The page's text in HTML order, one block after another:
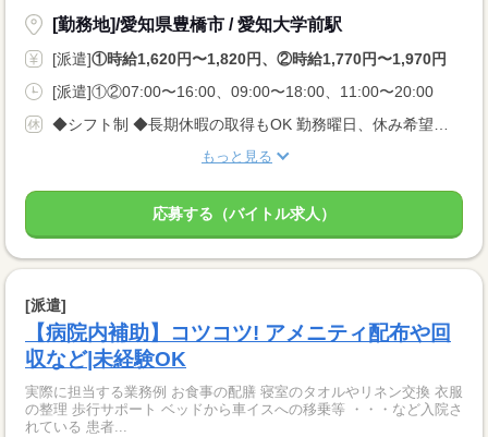
[勤務地]/愛知県豊橋市 / 愛知大学前駅
[派遣]①時給1,620円〜1,820円、②時給1,770円〜1,970円
[派遣]①②07:00〜16:00、09:00〜18:00、11:00〜20:00
◆シフト制 ◆長期休暇の取得もOK 勤務曜日、休み希望はお気軽にご相談ください。 やむを得ない急なお休みにも理解のある職場です。
もっと見る
応募する（バイトル求人）
[派遣]
【病院内補助】コツコツ! アメニティ配布や回
収など|未経験OK
実際に担当する業務例 お食事の配膳 寝室のタオルやリネン交換 衣服
の整理 歩行サポート ベッドから車イスへの移乗等 ・・・など入院さ
れている 患者...